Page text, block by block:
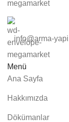
info@arma-
Menü
Ana Sayfa
Hakkımızda
Dökümanlar